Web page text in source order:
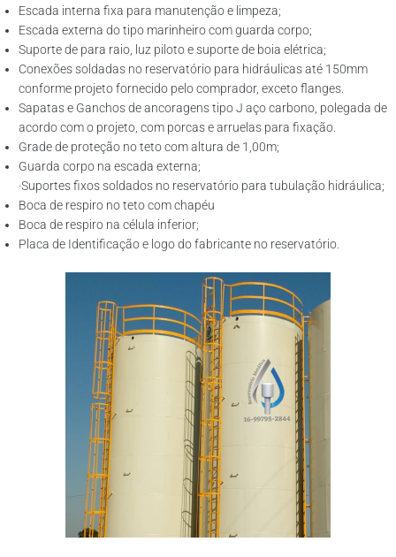
Escada interna fixa para manutenção e limpeza;
Escada externa do tipo marinheiro com guarda corpo;
Suporte de para raio, luz piloto e suporte de boia elétrica;
Conexões soldadas no reservatório para hidráulicas até 150mm
conforme projeto fornecido pelo comprador, exceto flanges.
Sapatas e Ganchos de ancoragens tipo J aço carbono, polegada de
acordo com o projeto, com porcas e arruelas para fixação.
Grade de proteção no teto com altura de 1,00m;
Guarda corpo na escada externa;
·Suportes fixos soldados no reservatório para tubulação hidráulica;
Boca de respiro no teto com chapéu
Boca de respiro na célula inferior;
Placa de Identificação e logo do fabricante no reservatório.